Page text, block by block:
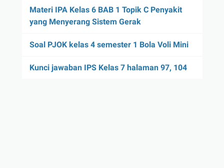
Materi IPA Kelas 6 BAB 1 Topik C Penyakit
yang Menyerang Sistem Gerak
Soal PJOK kelas 4 semester 1 Bola Voli Mini
Kunci jawaban IPS Kelas 7 halaman 97, 104